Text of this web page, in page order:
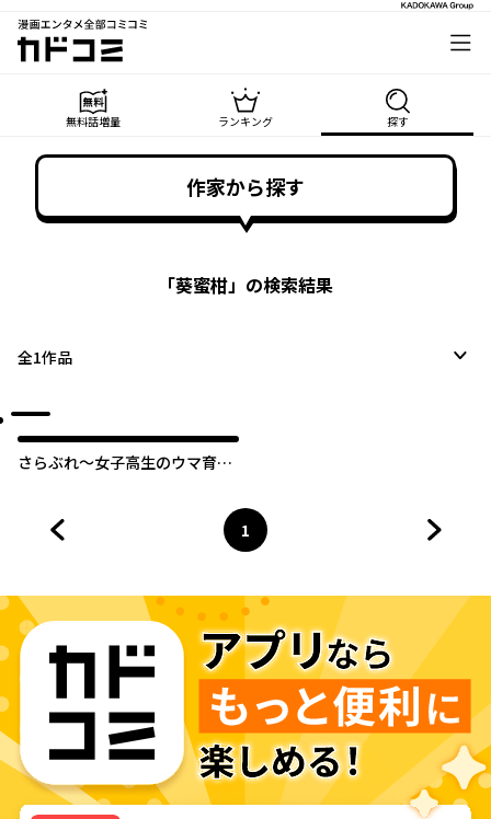
漫画エンタメ全部コミコミ
カドコミ
無料話増量 ランキング 探す
作家から探す
「葵蜜柑」の検索結果
全1作品
さらぶれ～女子高生のウマ育成
ページ
1
へ